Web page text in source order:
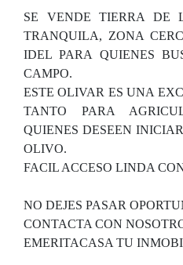
SE VENDE TIERRA DE
TRANQUILA, ZONA
IDEL PARA QUIENES
CAMPO.
ESTE OLIVAR ES UNA
TANTO PARA
QUIENES DESEEN
OLIVO.
FACIL ACCESO LINDA
NO DEJES PASAR
CONTACTA CON
EMERITACASA TU